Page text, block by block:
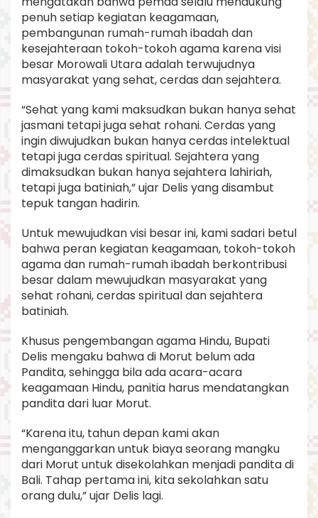
penuh setiap kegiatan keagamaan,
pembangunan rumah-rumah ibadah dan
kesejahteraan tokoh-tokoh agama karena visi
besar Morowali Utara adalah terwujudnya
masyarakat yang sehat, cerdas dan sejahtera.
“Sehat yang kami maksudkan bukan hanya sehat
jasmani tetapi juga sehat rohani. Cerdas yang
ingin diwujudkan bukan hanya cerdas intelektual
tetapi juga cerdas spiritual. Sejahtera yang
dimaksudkan bukan hanya sejahtera lahiriah,
tetapi juga batiniah,” ujar Delis yang disambut
tepuk tangan hadirin.
Untuk mewujudkan visi besar ini, kami sadari betul
bahwa peran kegiatan keagamaan, tokoh-tokoh
agama dan rumah-rumah ibadah berkontribusi
besar dalam mewujudkan masyarakat yang
sehat rohani, cerdas spiritual dan sejahtera
batiniah.
Khusus pengembangan agama Hindu, Bupati
Delis mengaku bahwa di Morut belum ada
Pandita, sehingga bila ada acara-acara
keagamaan Hindu, panitia harus mendatangkan
pandita dari luar Morut.
“Karena itu, tahun depan kami akan
menganggarkan untuk biaya seorang mangku
dari Morut untuk disekolahkan menjadi pandita di
Bali. Tahap pertama ini, kita sekolahkan satu
orang dulu,” ujar Delis lagi.